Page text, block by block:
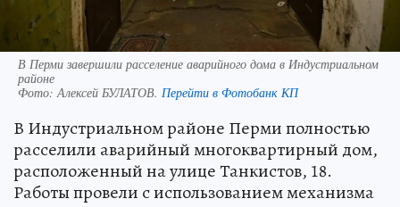
В Перми завершили расселение аварийного дома в Индустриальном
районе
Фото: Алексей БУЛАТОВ. Перейти в Фотобанк КП
В Индустриальном районе Перми полностью
расселили аварийный многоквартирный дом,
расположенный на улице Танкистов, 18.
Работы провели с использованием механизма